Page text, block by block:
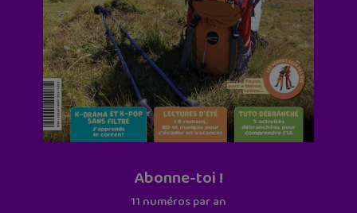
Abonne-toi !
11 numéros par an